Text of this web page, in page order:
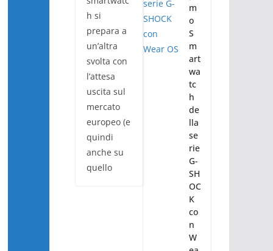
h si
prepara a
un’altra
svolta con
l’attesa
uscita sul
mercato
europeo (e
quindi
anche su
quello
m
o
S
m
art
wa
tc
h
de
lla
se
rie
G-
SH
OC
K
co
n
W